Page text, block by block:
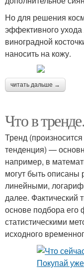
Но для решения
эффективного
виноградной
наносить на кожу.
читать дальше →
Что в
Тренд
тенденция) —
например, в
могут быть
линейными,
далее. Фактический
основе подбора его
статистическими
исходного